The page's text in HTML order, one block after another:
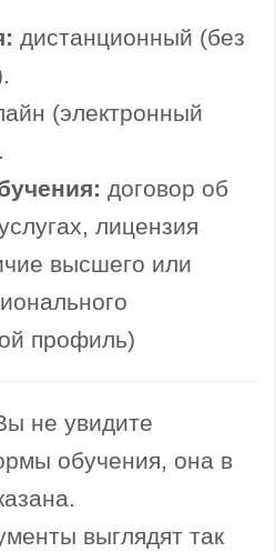
дистанционный (без
(электронный
договор об
лицензия
высшего или
профиль)
не увидите
обучения, она в
выглядят так